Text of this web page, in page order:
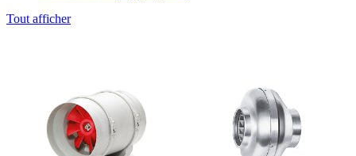
Tout afficher